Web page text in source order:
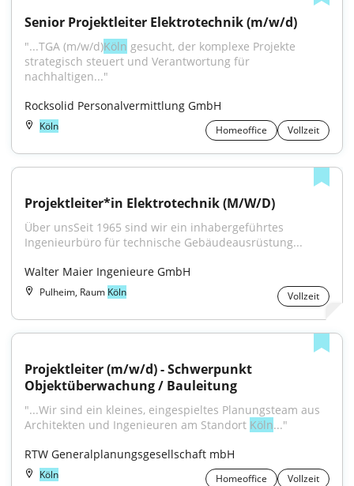
Senior Projektleiter Elektrotechnik (m/w/d)
"...TGA (m/w/d)Köln gesucht, der komplexe Projekte
strategisch steuert und Verantwortung für
nachhaltigen..."
Rocksolid Personalvermittlung GmbH
Köln Homeoffice Vollzeit
Projektleiter*in Elektrotechnik (M/W/D)
Über unsSeit 1965 sind wir ein inhabergeführtes
Ingenieurbüro für technische Gebäudeausrüstung...
Walter Maier Ingenieure GmbH
Pulheim, Raum Köln Vollzeit
Projektleiter (m/w/d) - Schwerpunkt
Objektüberwachung / Bauleitung
"...Wir sind ein kleines, eingespieltes Planungsteam aus
Architekten und Ingenieuren am Standort Köln..."
RTW Generalplanungsgesellschaft mbH
Köln Homeoffice Vollzeit